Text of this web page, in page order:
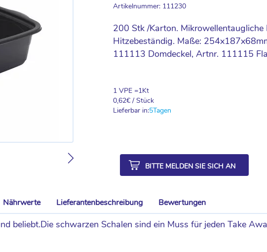
Artikelnummer: 111230
200 Stk /Karton. Mikrowellentaugliche
Hitzebeständig. Maße:
111113 Domdeckel, Artnr. 111115
1 VPE =1Kt
0,62€ / Stück
Lieferbar in:5Tagen
BITTE MELDEN SIE SICH AN
Nährwerte Lieferantenbeschreibung Bewertungen
beliebt.Die schwarzen Schalen sind ein Muss für jeden Take